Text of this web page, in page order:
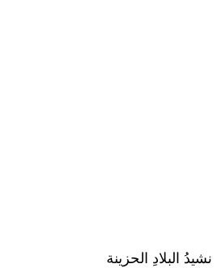
نشيدُ البلادِ الحزينة